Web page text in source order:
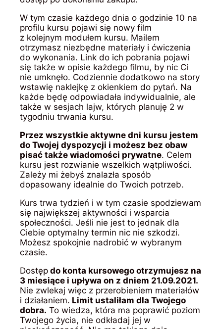
W tym czasie każdego dnia o godzinie 10 na
profilu kursu pojawi się nowy film
z kolejnym modułem kursu. Mailem
otrzymasz niezbędne materiały i ćwiczenia
do wykonania. Link do ich pobrania pojawi
się także w opisie każdego filmu, by nic Ci
nie umknęło. Codziennie dodatkowo na story
wstawię naklejkę z okienkiem do pytań. Na
każde będę odpowiadała indywidualnie, ale
także w sesjach lajw, których planuję 2 w
tygodniu trwania kursu.
Przez wszystkie aktywne dni kursu jestem
do Twojej dyspozycji i możesz bez obaw
pisać także wiadomości prywatne. Celem
kursu jest rozwianie wszelkich wątpliwości.
Zależy mi żebyś znalazła sposób
dopasowany idealnie do Twoich potrzeb.
Kurs trwa tydzień i w tym czasie spodziewam
się największej aktywności i wsparcia
społeczności. Jeśli nie jest to jednak dla
Ciebie optymalny termin nic nie szkodzi.
Możesz spokojnie nadrobić w wybranym
czasie.
Dostęp do konta kursowego otrzymujesz na
3 miesiące i upływa on z dniem 21.09.2021.
Nie zwlekaj więc z przerobieniem materiałów
i działaniem. Limit ustaliłam dla Twojego
dobra. To wiedza, która ma poprawić poziom
Twojego życia, nie odkładaj jej w